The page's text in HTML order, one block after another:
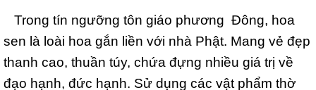
Trong tín ngưỡng tôn giáo phương Đông, hoa
sen là loài hoa gắn liền với nhà Phật. Mang vẻ đẹp
thanh cao, thuần túy, chứa đựng nhiều giá trị về
đạo hạnh, đức hạnh. Sử dụng các vật phẩm thờ